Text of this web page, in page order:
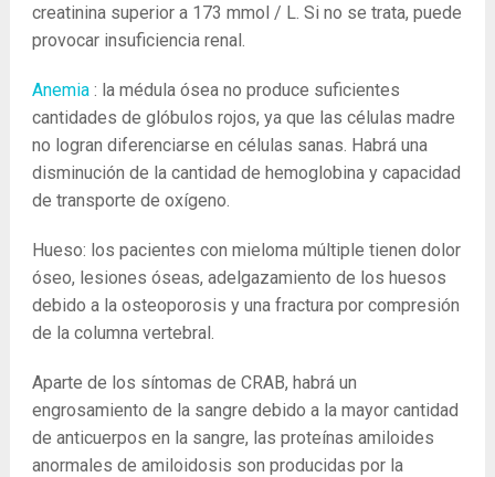
creatinina superior a 173 mmol / L. Si no se trata, puede
provocar insuficiencia renal.
Anemia: la médula ósea no produce suficientes
cantidades de glóbulos rojos, ya que las células madre
no logran diferenciarse en células sanas. Habrá una
disminución de la cantidad de hemoglobina y capacidad
de transporte de oxígeno.
Hueso: los pacientes con mieloma múltiple tienen dolor
óseo, lesiones óseas, adelgazamiento de los huesos
debido a la osteoporosis y una fractura por compresión
de la columna vertebral.
Aparte de los síntomas de CRAB, habrá un
engrosamiento de la sangre debido a la mayor cantidad
de anticuerpos en la sangre, las proteínas amiloides
anormales de amiloidosis son producidas por la